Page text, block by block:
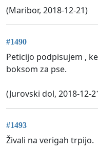
(Maribor, 2018-12-21)
#1490
Peticijo podpisujem ,
boksom za pse.
(Jurovski dol, 2018-12-
#1493
Živali na verigah trpijo.